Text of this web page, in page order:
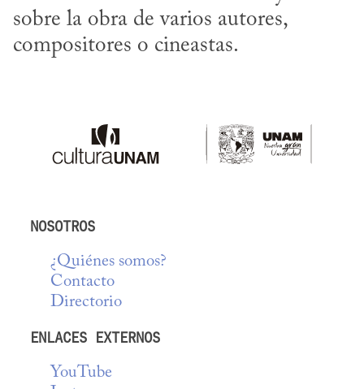
sobre la obra de varios autores,
compositores o cineastas.
NOSOTROS
¿Quiénes somos?
Contacto
Directorio
ENLACES EXTERNOS
YouTube